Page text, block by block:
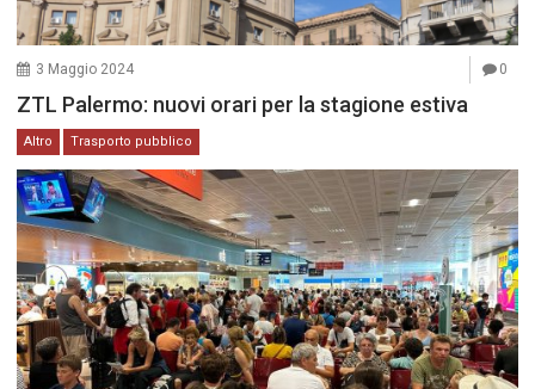
3 Maggio 2024 0
ZTL Palermo: nuovi orari per la stagione estiva
Altro Trasporto pubblico